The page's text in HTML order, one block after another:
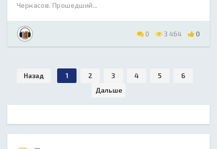
Черкасов. Прошедший...
0 3 464 0
Назад 1 2 3 4 5
6
Дальше